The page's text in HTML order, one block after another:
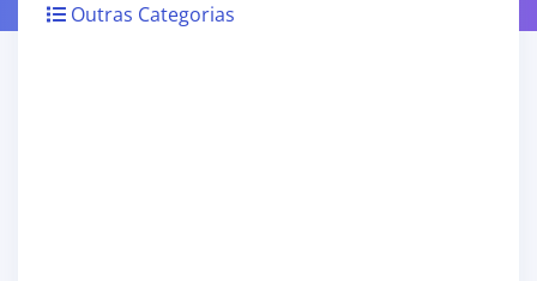
Outras Categorias